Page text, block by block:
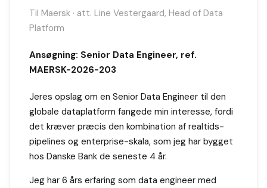
Til Maersk · att. Line Vestergaard, Head of Data
Platform
Ansøgning: Senior Data Engineer, ref.
MAERSK-2026-203
Jeres opslag om en Senior Data Engineer til den
globale dataplatform fangede min interesse, fordi
det kræver præcis den kombination af realtids-
pipelines og enterprise-skala, som jeg har bygget
hos Danske Bank de seneste 4 år.
Jeg har 6 års erfaring som data engineer med